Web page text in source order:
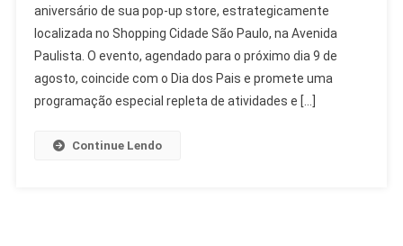
Up
Store
Com
Vanderlei
Cordeiro
aniversário de sua pop-up store, estrategicamente
localizada no Shopping Cidade São Paulo, na Avenida
Paulista. O evento, agendado para o próximo dia 9 de
agosto, coincide com o Dia dos Pais e promete uma
programação especial repleta de atividades e […]
Continue Lendo